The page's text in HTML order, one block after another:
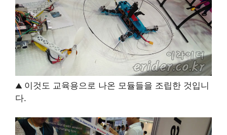
▲ 이것도 교육용으로 나온 모듈들을 조립한 것입니
다.